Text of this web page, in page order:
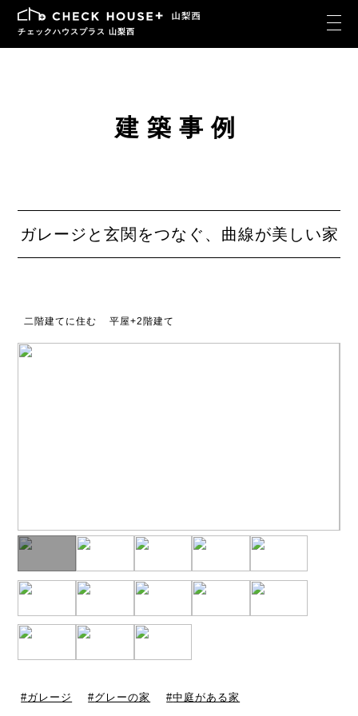
チェックハウスプラス 山梨西
建築事例
ガレージと玄関をつなぐ、曲線が美しい家
二階建てに住む 平屋+2階建て
ガレージ グレーの家 中庭がある家